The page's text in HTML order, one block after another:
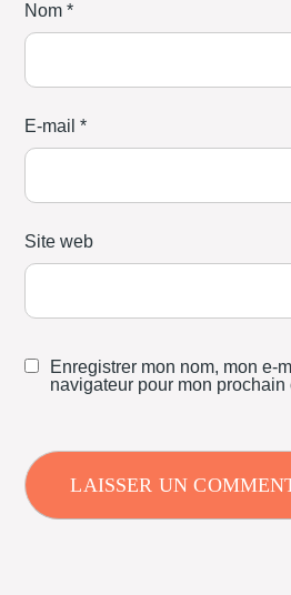
Nom*
E-mail*
Site web
Enregistrer mon nom, mon e-
navigateur pour mon prochain